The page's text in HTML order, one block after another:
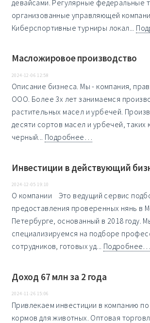
девайсами. Регулярные федеральные
организованные управляющей
Киберспортивные турниры локал...
Масложировое производство
2024-12-06 12:58
Описание бизнеса. Мы - компания,
ООО. Более 3х лет занимаемся
растительных масел и урбечей.
десяти сортов масел и урбечей, таких
черный... Подробнее…
Инвестиции в действующий
2024-12-05 19:10
О компании Это ведущий сервис
предоставления проверенных нянь в
Петербурге, основанный в 2018 году.
специализируемся на подборе
сотрудников, готовых уд... Подробнее…
Доход 67 млн за 2 года
2024-11-26 15:06
Привлекаем инвестиции в компанию
кормов для животных. Оптовая